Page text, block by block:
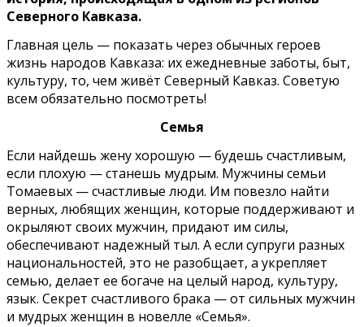
Северного Кавказа.
Главная цель — показать через обычных героев
жизнь народов Кавказа: их ежедневные заботы, быт,
культуру, то, чем живёт Северный Кавказ. Советую
всем обязательно посмотреть!
Семья
Если найдешь жену хорошую — будешь счастливым,
если плохую — станешь мудрым. Мужчины семьи
Томаевых — счастливые люди. Им повезло найти
верных, любящих женщин, которые поддерживают и
окрыляют своих мужчин, придают им силы,
обеспечивают надежный тыл. А если супруги разных
национальностей, это не разобщает, а укрепляет
семью, делает ее богаче на целый народ, культуру,
язык. Секрет счастливого брака — от сильных мужчин
и мудрых женщин в новелле «Семья».